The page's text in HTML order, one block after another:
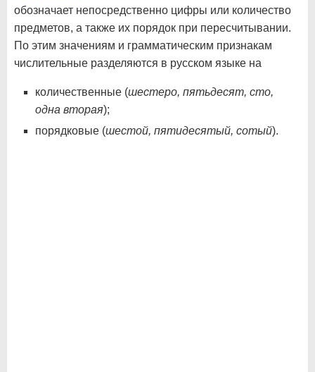
обозначает непосредственно цифры или количество
предметов, а также их порядок при пересчитывании.
По этим значениям и грамматическим признакам
числительные разделяются в русском языке на
количественные (шестеро, пятьдесят, сто,
одна вторая);
порядковые (шестой, пятидесятый, сотый).